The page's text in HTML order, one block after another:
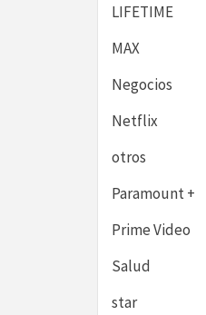
LIFETIME
MAX
Negocios
Netflix
otros
Paramount +
Prime Video
Salud
star